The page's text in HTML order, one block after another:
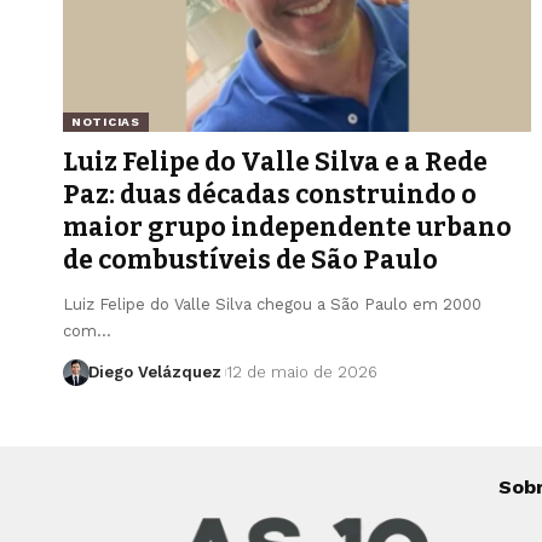
NOTICIAS
Luiz Felipe do Valle Silva e a Rede
Paz: duas décadas construindo o
maior grupo independente urbano
de combustíveis de São Paulo
Luiz Felipe do Valle Silva chegou a São Paulo em 2000
com…
Diego Velázquez 12 de maio de 2026